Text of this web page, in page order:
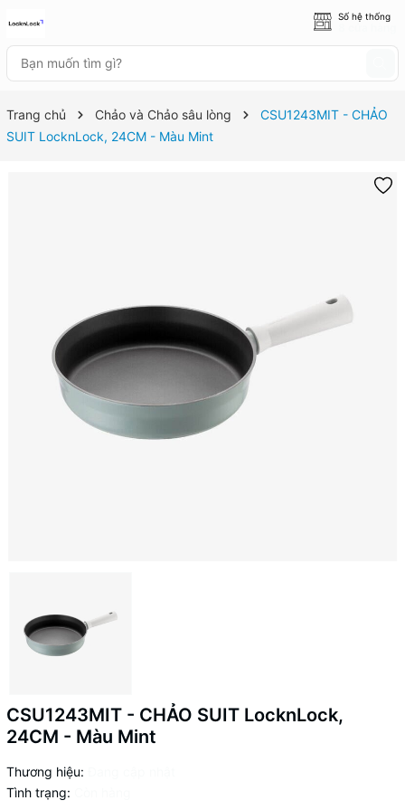
Số hệ thống
Trang chủ Chảo và Chảo sâu lòng
CSU1243MIT - CHẢO
SUIT LocknLock, 24CM - Màu Mint
CSU1243MIT - CHẢO SUIT LocknLock,
24CM - Màu Mint
Thương hiệu:
Tình trạng: